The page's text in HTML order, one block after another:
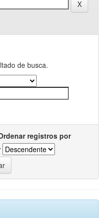
de busca.
registros por